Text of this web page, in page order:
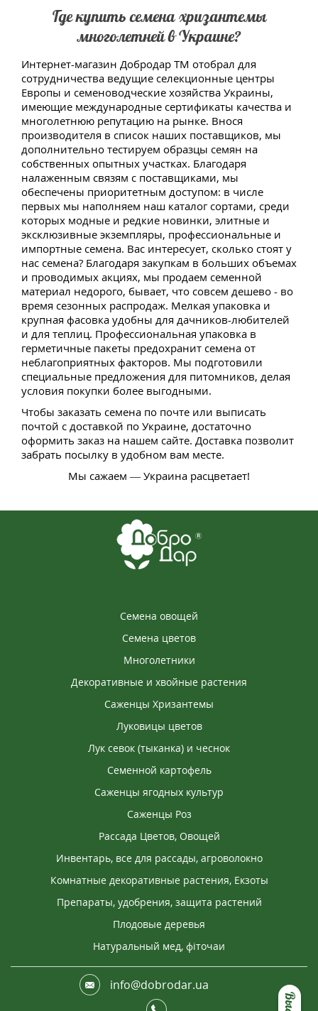
Где купить семена хризантемы
многолетней в Украине?
Интернет-магазин Добродар ТМ отобрал для
сотрудничества ведущие селекционные центры
Европы и семеноводческие хозяйства Украины,
имеющие международные сертификаты качества и
многолетнюю репутацию на рынке. Внося
производителя в список наших поставщиков, мы
дополнительно тестируем образцы семян на
собственных опытных участках. Благодаря
налаженным связям с поставщиками, мы
обеспечены приоритетным доступом: в числе
первых мы наполняем наш каталог сортами, среди
которых модные и редкие новинки, элитные и
эксклюзивные экземпляры, профессиональные и
импортные семена. Вас интересует, сколько стоят у
нас семена? Благодаря закупкам в больших объемах
и проводимых акциях, мы продаем семенной
материал недорого, бывает, что совсем дешево - во
время сезонных распродаж. Мелкая упаковка и
крупная фасовка удобны для дачников-любителей
и для теплиц. Профессиональная упаковка в
герметичные пакеты предохранит семена от
неблагоприятных факторов. Мы подготовили
специальные предложения для питомников, делая
условия покупки более выгодными.
Чтобы заказать семена по почте или выписать
почтой с доставкой по Украине, достаточно
оформить заказ на нашем сайте. Доставка позволит
забрать посылку в удобном вам месте.
Мы сажаем — Украина расцветает!
Семена овощей
Семена цветов
Многолетники
Декоративные и хвойные растения
Саженцы Хризантемы
Луковицы цветов
Лук севок (тыканка) и чеснок
Семенной картофель
Саженцы ягодных культур
Саженцы Роз
Рассада Цветов, Овощей
Инвентарь, все для рассады, агроволокно
Комнатные декоративные растения, Екзоты
Препараты, удобрения, защита растений
Плодовые деревья
Натуральный мед, фіточаи
info@dobrodar.ua